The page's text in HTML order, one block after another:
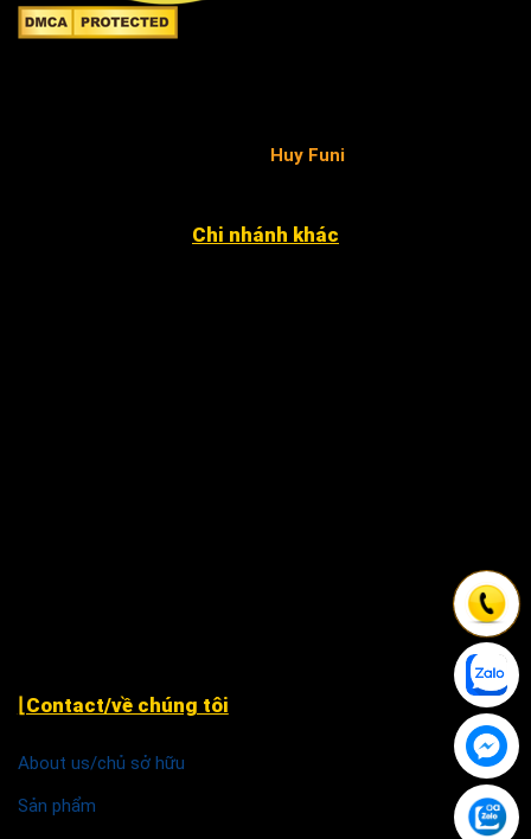
Huy Funi.
Chi nhánh khác
Khu TĐC Cụm 2, Quỳnh Đô, Vĩnh Quỳnh, Thanh Trì Hà
⌊Contact/về chúng tôi
About us/chủ sở hữu
Sản phẩm